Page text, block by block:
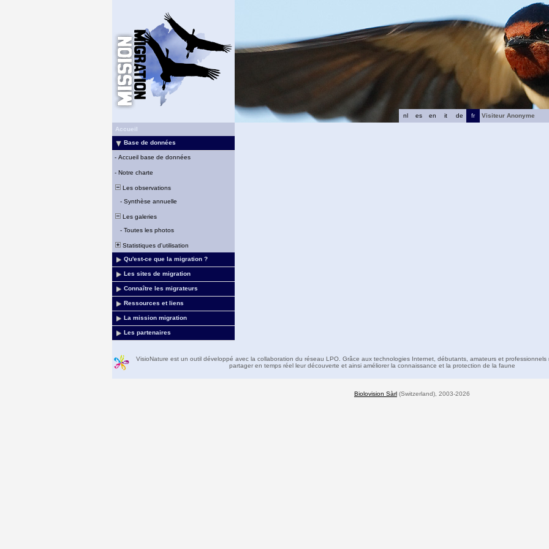
fr
de
it
en
es
nl
Visiteur Anonyme
Accueil
Base de données
- Accueil base de données
- Notre charte
Les observations
- Synthèse annuelle
Les galeries
- Toutes les photos
Statistiques d'utilisation
Qu'est-ce que la migration ?
Les sites de migration
Connaître les migrateurs
Ressources et liens
La mission migration
Les partenaires
VisioNature est un outil développé avec la collaboration du réseau LPO. Grâce aux technologies Internet, débutants, amateurs et professionnels
partager en temps réel leur découverte et ainsi améliorer la connaissance et la protection de la faune
Biolovision Sàrl (Switzerland), 2003-2026